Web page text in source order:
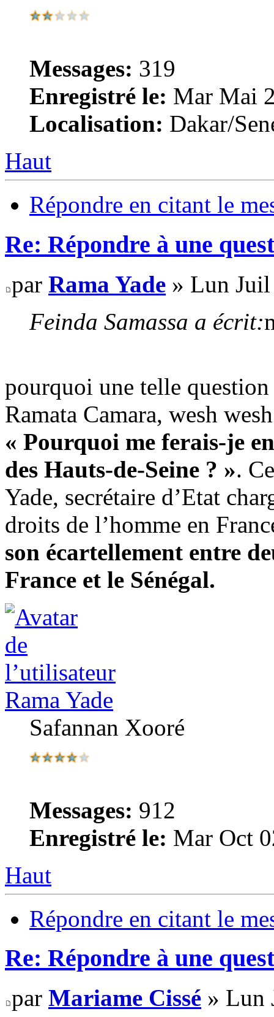
Messages: 319
Enregistré le: Mar Mai
Localisation: Dakar/
Haut
Répondre en citant le
Re: Répondre à une
par Rama Yade » Lun
Feinda Samassa a écrit:
pourquoi une telle question
Ramata Camara, wesh wesh
« Pourquoi me ferais-je
des Hauts-de-Seine ? ».
Yade, secrétaire d’Etat
droits de l’homme en
son écartellement entre
France et le Sénégal.
Rama Yade
Safannan Xooré
Messages: 912
Enregistré le: Mar Oct
Haut
Répondre en citant le
Re: Répondre à une
par Mariame Cissé » Lun